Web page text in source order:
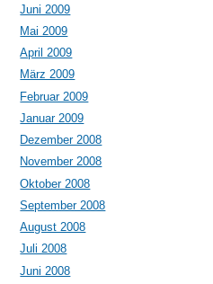
Juni 2009
Mai 2009
April 2009
März 2009
Februar 2009
Januar 2009
Dezember 2008
November 2008
Oktober 2008
September 2008
August 2008
Juli 2008
Juni 2008